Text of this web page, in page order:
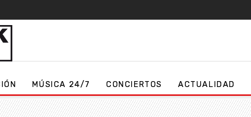
MÚSICA 24/7 CONCIERTOS ACTUALIDAD